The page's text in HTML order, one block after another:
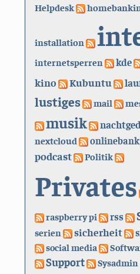
Helpdesk
installation
internetsperren kde
kino Kubuntu
lustiges mail
musik
nextcloud
podcast Politik
Privates
raspberry pi rss
serien sicherheit
social media
Support Sysadmin